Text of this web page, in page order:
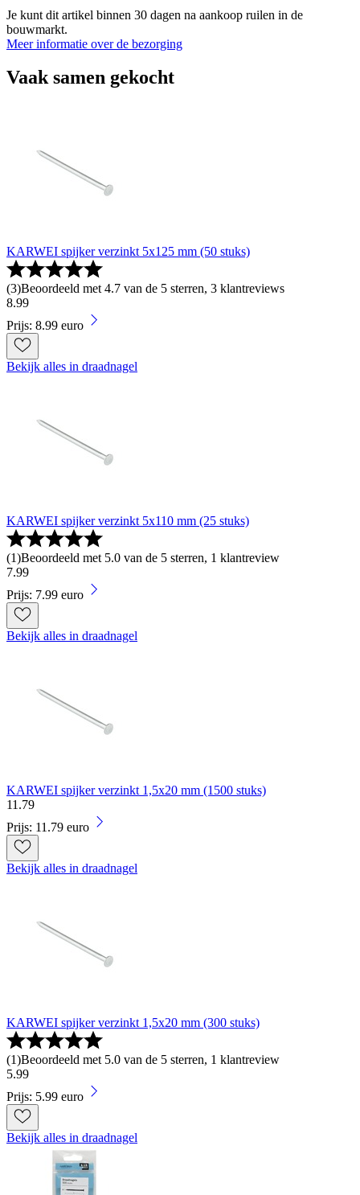
Je kunt dit artikel binnen 30 dagen na aankoop ruilen in de
bouwmarkt.
Meer informatie over de bezorging
Vaak samen gekocht
KARWEI spijker verzinkt 5x125 mm (50 stuks)
(3)Beoordeeld met 4.7 van de 5 sterren, 3 klantreviews
8.99
Prijs: 8.99 euro
Bekijk alles in draadnagel
KARWEI spijker verzinkt 5x110 mm (25 stuks)
(1)Beoordeeld met 5.0 van de 5 sterren, 1 klantreview
7.99
Prijs: 7.99 euro
Bekijk alles in draadnagel
KARWEI spijker verzinkt 1,5x20 mm (1500 stuks)
11 .79
Prijs: 11.79 euro
Bekijk alles in draadnagel
KARWEI spijker verzinkt 1,5x20 mm (300 stuks)
(1)Beoordeeld met 5.0 van de 5 sterren, 1 klantreview
5.99
Prijs: 5.99 euro
Bekijk alles in draadnagel